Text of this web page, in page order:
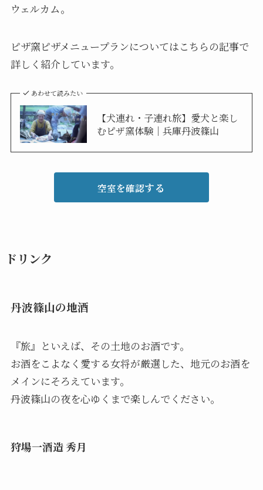
ウェルカム。
ピザ窯ピザメニュープランについてはこちらの記事で
詳しく紹介しています。
あわせて読みたい
【犬連れ・子連れ旅】愛犬と楽し
むピザ窯体験｜兵庫丹波篠山
空室を確認する
ドリンク
丹波篠山の地酒
『旅』といえば、その土地のお酒です。
お酒をこよなく愛する女将が厳選した、地元のお酒を
メインにそろえています。
丹波篠山の夜を心ゆくまで楽しんでください。
狩場一酒造 秀月